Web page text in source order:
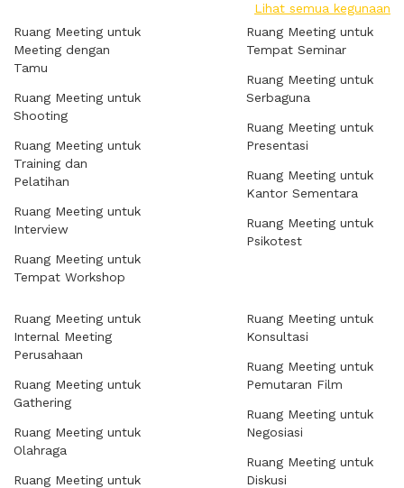
Lihat semua kegunaan
Ruang Meeting untuk
Meeting dengan
Tamu
Ruang Meeting untuk
Shooting
Ruang Meeting untuk
Training dan
Pelatihan
Ruang Meeting untuk
Interview
Ruang Meeting untuk
Tempat Workshop
Ruang Meeting untuk
Tempat Seminar
Ruang Meeting untuk
Serbaguna
Ruang Meeting untuk
Presentasi
Ruang Meeting untuk
Kantor Sementara
Ruang Meeting untuk
Psikotest
Ruang Meeting untuk
Internal Meeting
Perusahaan
Ruang Meeting untuk
Gathering
Ruang Meeting untuk
Olahraga
Ruang Meeting untuk
Ruang Meeting untuk
Konsultasi
Ruang Meeting untuk
Pemutaran Film
Ruang Meeting untuk
Negosiasi
Ruang Meeting untuk
Diskusi